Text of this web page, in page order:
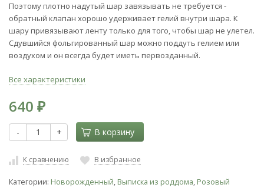
Поэтому плотно надутый шар завязывать не требуется -
обратный клапан хорошо удерживает гелий внутри шара. К
шару привязывают ленту только для того, чтобы шар не улетел.
Сдувшийся фольгированный шар можно поддуть гелием или
воздухом и он всегда будет иметь первозданный.
Все характеристики
640 ₽
- + В корзину
К сравнению В избранное
Категории: Новорожденный, Выписка из роддома, Розовый